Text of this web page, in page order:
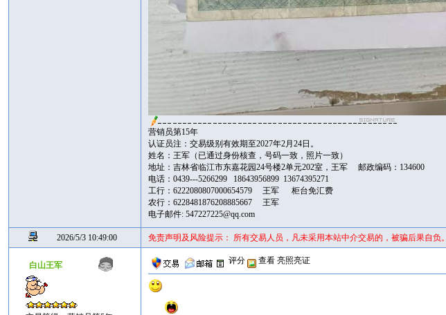
营销员第15年
认证员注：交易级别有效期至2027年2月24日。
姓名：王军（已通过身份核查，号码一致，照片一致）
地址：吉林省临江市东嘉花园24号楼2单元202室，王军 邮政编码：134600
电话：0439---5266299 18643956899 13674395271
工行：6222080807000654579 王军 柜台免汇费
农行：6228481876208885667 王军
电子邮件: 547227225@qq.com
2026/5/3 10:49:00 免责声明及风险提示： 所有交易人员，凡未采用本站中介交易的，被骗后果自负。
白山王军 评分 查看 亮照亮证